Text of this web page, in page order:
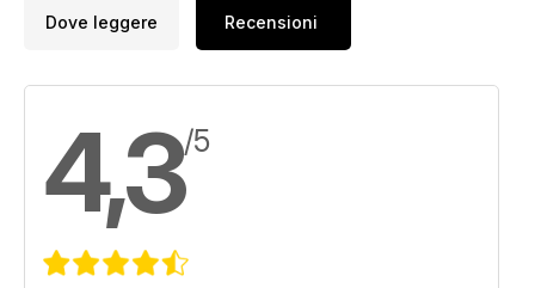
Dove leggere Recensioni
4,3/5